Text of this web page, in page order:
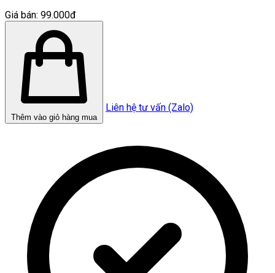
Giá bán: 99.000đ
Thêm vào giỏ hàng mua
Liên hệ tư vấn (Zalo)